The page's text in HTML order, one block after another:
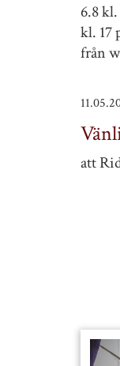
6.8 kl.
kl. 17
från
att